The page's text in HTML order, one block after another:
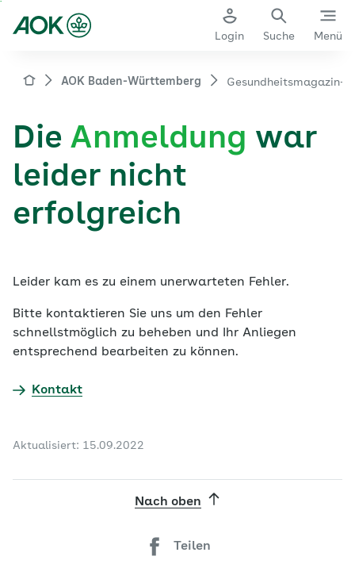
Hauptinhalt
Login Suche Menü
aok.de AOK Baden-Württemberg Gesundheitsmagazin-
Die Anmeldung war
leider nicht
erfolgreich
Leider kam es zu einem unerwarteten Fehler.
Bitte kontaktieren Sie uns um den Fehler
schnellstmöglich zu beheben und Ihr Anliegen
entsprechend bearbeiten zu können.
Kontakt
Aktualisiert: 15.09.2022
Nach oben
Teilen